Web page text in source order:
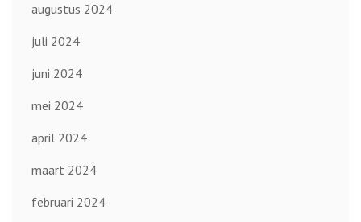
augustus 2024
juli 2024
juni 2024
mei 2024
april 2024
maart 2024
februari 2024